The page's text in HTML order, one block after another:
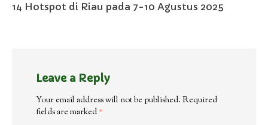
14 Hotspot di Riau pada 7-10 Agustus 2025
Leave a Reply
Your email address will not be published. Required
fields are marked *